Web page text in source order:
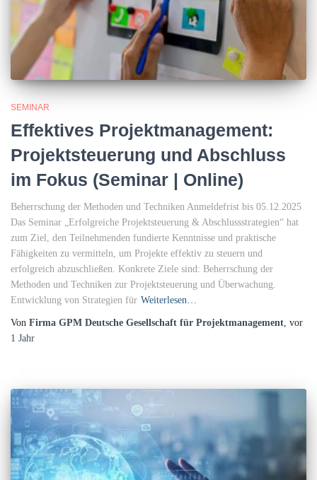
SEMINAR
Effektives Projektmanagement:
Projektsteuerung und Abschluss
im Fokus (Seminar | Online)
Beherrschung der Methoden und Techniken Anmeldefrist bis 05.12.2025
Das Seminar „Erfolgreiche Projektsteuerung & Abschlussstrategien“ hat
zum Ziel, den Teilnehmenden fundierte Kenntnisse und praktische
Fähigkeiten zu vermitteln, um Projekte effektiv zu steuern und
erfolgreich abzuschließen. Konkrete Ziele sind: Beherrschung der
Methoden und Techniken zur Projektsteuerung und Überwachung.
Entwicklung von Strategien für Weiterlesen…
Von Firma GPM Deutsche Gesellschaft für Projektmanagement , vor
1 Jahr